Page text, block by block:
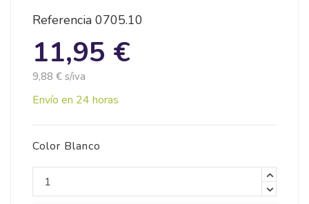
Referencia 0705.10
11,95 €
9,88 € s/iva
Envío en 24 horas
Color Blanco